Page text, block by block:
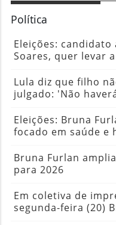
Política
Eleições:
Soares, quer levar
Lula diz que filho
julgado: 'Não
Eleições: Bruna
focado em saúde e
Bruna Furlan
para 2026
Em coletiva de
segunda-feira (20)